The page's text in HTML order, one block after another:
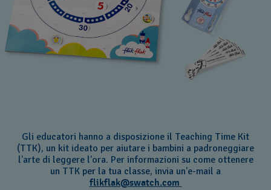
Gli educatori hanno a disposizione il Teaching Time Kit
(TTK), un kit ideato per aiutare i bambini a padroneggiare
l’arte di leggere l’ora. Per informazioni su come ottenere
un TTK per la tua classe, invia un’e-mail a
flikflak@swatch.com